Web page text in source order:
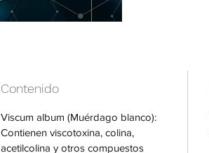
Contenido
Viscum album (Muérdago blanco):
Contienen viscotoxina, colina,
acetilcolina y otros compuestos